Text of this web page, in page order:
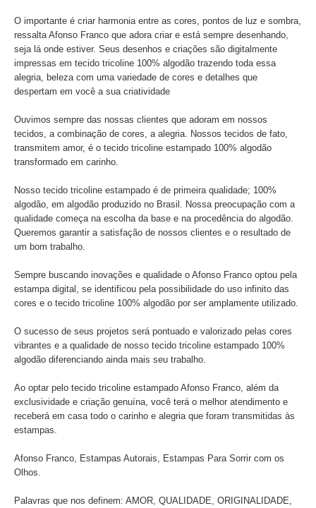
O importante é criar harmonia entre as cores, pontos de luz e sombra,
ressalta Afonso Franco que adora criar e está sempre desenhando,
seja lá onde estiver. Seus desenhos e criações são digitalmente
impressas em tecido tricoline 100% algodão trazendo toda essa
alegria, beleza com uma variedade de cores e detalhes que
despertam em você a sua criatividade
Ouvimos sempre das nossas clientes que adoram em nossos
tecidos, a combinação de cores, a alegria. Nossos tecidos de fato,
transmitem amor, é o tecido tricoline estampado 100% algodão
transformado em carinho.
Nosso tecido tricoline estampado é de primeira qualidade; 100%
algodão, em algodão produzido no Brasil. Nossa preocupação com a
qualidade começa na escolha da base e na procedência do algodão.
Queremos garantir a satisfação de nossos clientes e o resultado de
um bom trabalho.
Sempre buscando inovações e qualidade o Afonso Franco optou pela
estampa digital, se identificou pela possibilidade do uso infinito das
cores e o tecido tricoline 100% algodão por ser amplamente utilizado.
O sucesso de seus projetos será pontuado e valorizado pelas cores
vibrantes e a qualidade de nosso tecido tricoline estampado 100%
algodão diferenciando ainda mais seu trabalho.
Ao optar pelo tecido tricoline estampado Afonso Franco, além da
exclusividade e criação genuína, você terá o melhor atendimento e
receberá em casa todo o carinho e alegria que foram transmitidas às
estampas.
Afonso Franco, Estampas Autorais, Estampas Para Sorrir com os
Olhos.
Palavras que nos definem: AMOR, QUALIDADE, ORIGINALIDADE,